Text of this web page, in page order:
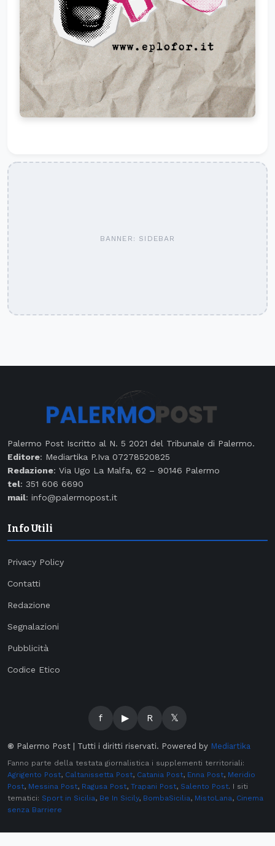
BANNER: SIDEBAR
Palermo Post Iscritto al N. 5 2021 del Tribunale di Palermo.
Editore: Mediartika P.Iva 07278520825
Redazione: Via Ugo La Malfa, 62 – 90146 Palermo
tel: 351 606 6690
mail: info@palermopost.it
Info Utili
Privacy Policy
Contatti
Redazione
Segnalazioni
Pubblicità
Codice Etico
f ▶ R 𝕏
© Palermo Post | Tutti i diritti riservati. Powered by Mediartika
Fanno parte della testata giornalistica i supplementi territoriali:
Agrigento Post, Caltanissetta Post, Catania Post, Enna Post, Meridio
Post, Messina Post, Ragusa Post, Trapani Post, Salento Post. I siti
tematici: Sport in Sicilia, Be In Sicily, BombaSicilia, MistoLana, Cinema
senza Barriere